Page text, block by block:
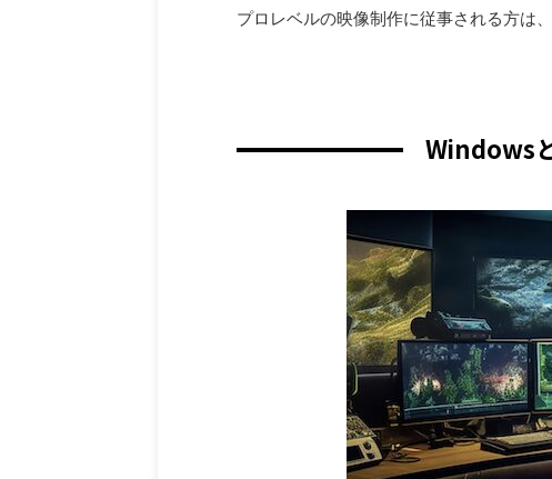
プロレベルの映像制作に従事される方は
Windows